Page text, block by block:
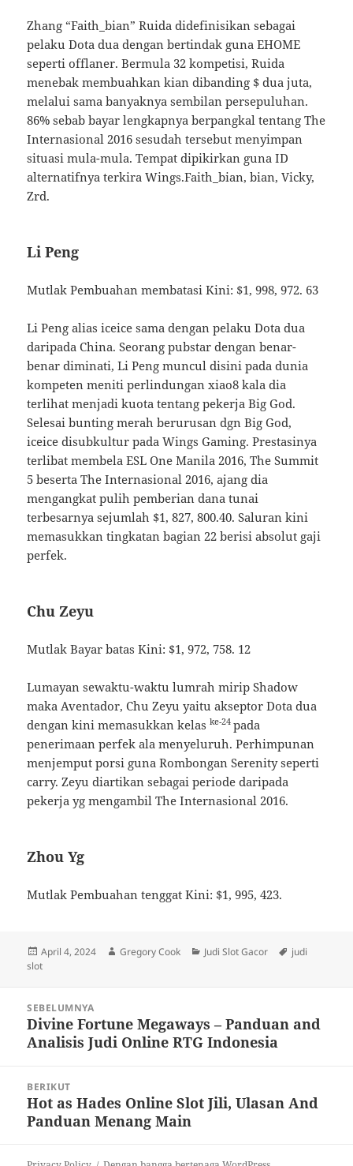
Zhang “Faith_bian” Ruida didefinisikan sebagai
pelaku Dota dua dengan bertindak guna EHOME
seperti offlaner. Bermula 32 kompetisi, Ruida
menebak membuahkan kian dibanding $ dua juta,
melalui sama banyaknya sembilan persepuluhan.
86% sebab bayar lengkapnya berpangkal tentang The
Internasional 2016 sesudah tersebut menyimpan
situasi mula-mula. Tempat dipikirkan guna ID
alternatifnya terkira Wings.Faith_bian, bian, Vicky,
Zrd.
Li Peng
Mutlak Pembuahan membatasi Kini: $1, 998, 972. 63
Li Peng alias iceice sama dengan pelaku Dota dua
daripada China. Seorang pubstar dengan benar-
benar diminati, Li Peng muncul disini pada dunia
kompeten meniti perlindungan xiao8 kala dia
terlihat menjadi kuota tentang pekerja Big God.
Selesai bunting merah berurusan dgn Big God,
iceice disubkultur pada Wings Gaming. Prestasinya
terlibat membela ESL One Manila 2016, The Summit
5 beserta The Internasional 2016, ajang dia
mengangkat pulih pemberian dana tunai
terbesarnya sejumlah $1, 827, 800.40. Saluran kini
memasukkan tingkatan bagian 22 berisi absolut gaji
perfek.
Chu Zeyu
Mutlak Bayar batas Kini: $1, 972, 758. 12
Lumayan sewaktu-waktu lumrah mirip Shadow
maka Aventador, Chu Zeyu yaitu akseptor Dota dua
dengan kini memasukkan kelaske-24pada
penerimaan perfek ala menyeluruh. Perhimpunan
menjemput porsi guna Rombongan Serenity seperti
carry. Zeyu diartikan sebagai periode daripada
pekerja yg mengambil The Internasional 2016.
Zhou Yg
Mutlak Pembuahan tenggat Kini: $1, 995, 423.
Diposkan
pada
April 4, 2024 Penulis
Gregory Cook Kategori
Judi Slot Gacor Tag
judi
slot
SEBELUMNYA
Pos
sebelumnya:
Divine Fortune Megaways – Panduan and
Analisis Judi Online RTG Indonesia
BERIKUT
Pos
berikutnya:
Hot as Hades Online Slot Jili, Ulasan And
Panduan Menang Main